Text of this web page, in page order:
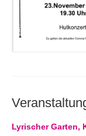
Lyrischer Garten,